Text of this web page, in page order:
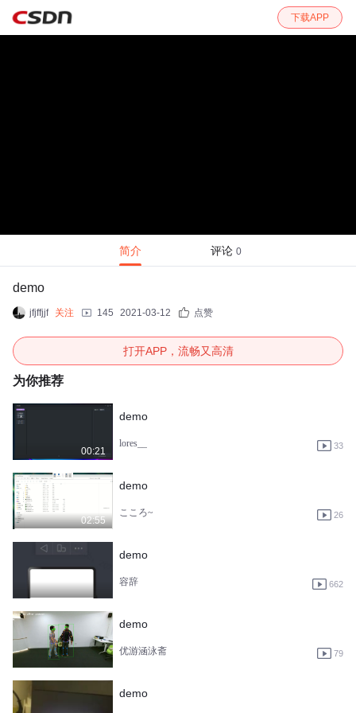
下载APP
简介 评论 0
demo
jfjffjjf 关注 145 2021-03-12 点赞
打开APP，流畅又高清
为你推荐
00:21
demo
lores__ 33
02:55
demo
こころ~ 26
demo
容辞 662
demo
优游涵泳斋 79
demo